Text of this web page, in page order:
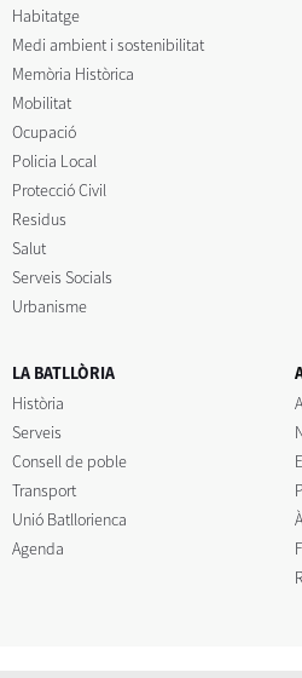
Habitatge
Medi ambient i sostenibilitat
Memòria Històrica
Mobilitat
Ocupació
Policia Local
Protecció Civil
Residus
Salut
Serveis Socials
Urbanisme
LA BATLLÒRIA
Història
Serveis
Consell de poble
Transport
Unió Batllorienca
Agenda